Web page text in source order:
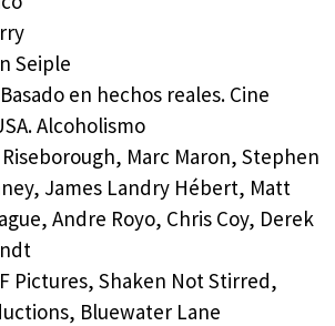
Seiple
en hechos reales. Cine
Alcoholismo
Marc Maron, Stephen
James Landry Hébert, Matt
Andre Royo, Chris Coy, Derek
Pictures, Shaken Not Stirred,
Bluewater Lane